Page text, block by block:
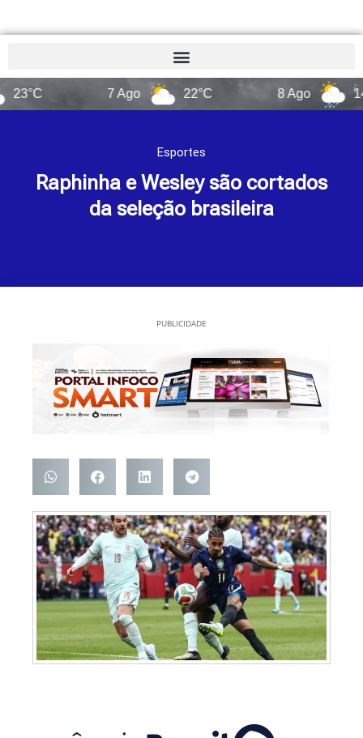
22°C 14°C
Esportes
Raphinha e Wesley são cortados
da seleção brasileira
PUBLICIDADE